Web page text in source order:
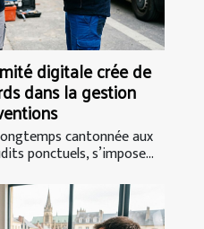
digitale crée de
dans la gestion
cantonnée aux
ponctuels, s’impose...